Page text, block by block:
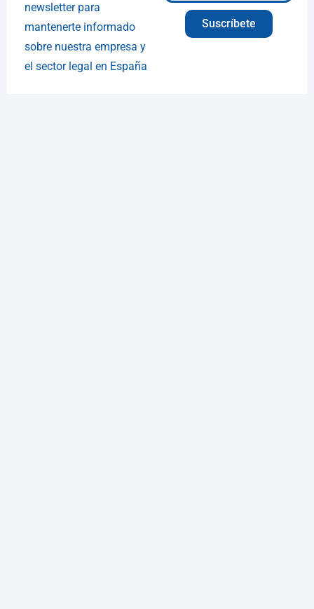
newsletter para
mantenerte informado
sobre nuestra empresa y
el sector legal en España
Suscríbete